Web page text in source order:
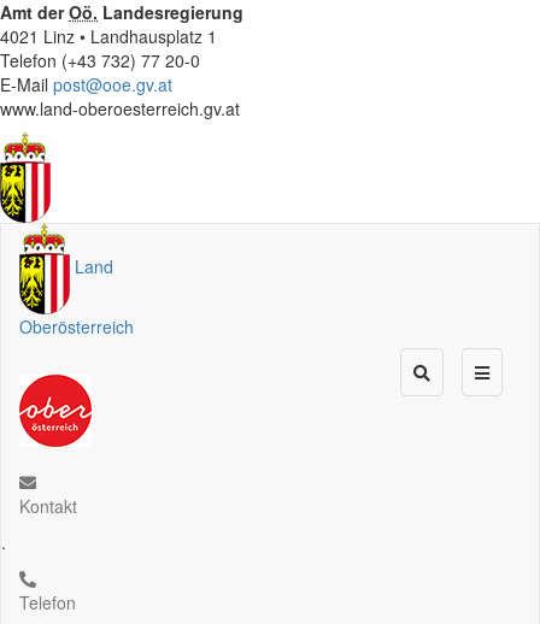
Amt derOö. Landesregierung
4021 Linz • Landhausplatz 1
Telefon (+43 732) 77 20-0
E-Mail post@ooe.gv.at
www.land-oberoesterreich.gv.at
Land
Oberösterreich
Kontakt
.
Telefon